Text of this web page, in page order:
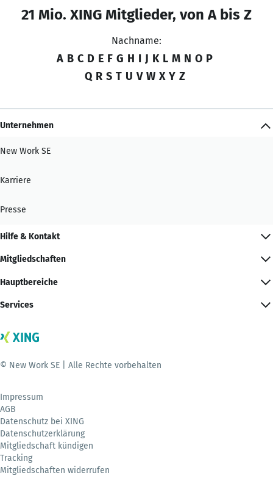
21 Mio. XING Mitglieder, von A bis Z
Nachname:
A B C D E F G H I J K L M N O P
Q R S T U V W X Y Z
Unternehmen
New Work SE
Karriere
Presse
Hilfe & Kontakt
Mitgliedschaften
Hauptbereiche
Services
© New Work SE | Alle Rechte vorbehalten
Impressum
AGB
Datenschutz bei XING
Datenschutzerklärung
Mitgliedschaft kündigen
Tracking
Mitgliedschaften widerrufen